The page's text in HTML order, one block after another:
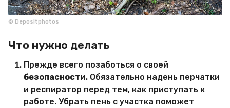
© Depositphotos
Что нужно делать
Прежде всего позаботься о своей
безопасности. Обязательно надень перчатки
и респиратор перед тем, как приступать к
работе. Убрать пень с участка поможет